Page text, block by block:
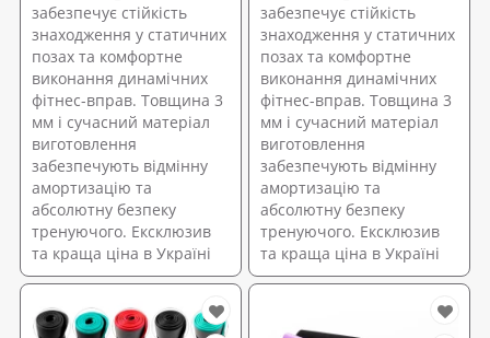
забезпечує стійкість
знаходження у статичних
позах та комфортне
виконання динамічних
фітнес-вправ. Товщина 3
мм і сучасний матеріал
виготовлення
забезпечують відмінну
амортизацію та
абсолютну безпеку
тренуючого. Ексклюзив
та краща ціна в Україні
забезпечує стійкість
знаходження у статичних
позах та комфортне
виконання динамічних
фітнес-вправ. Товщина 3
мм і сучасний матеріал
виготовлення
забезпечують відмінну
амортизацію та
абсолютну безпеку
тренуючого. Ексклюзив
та краща ціна в Україні